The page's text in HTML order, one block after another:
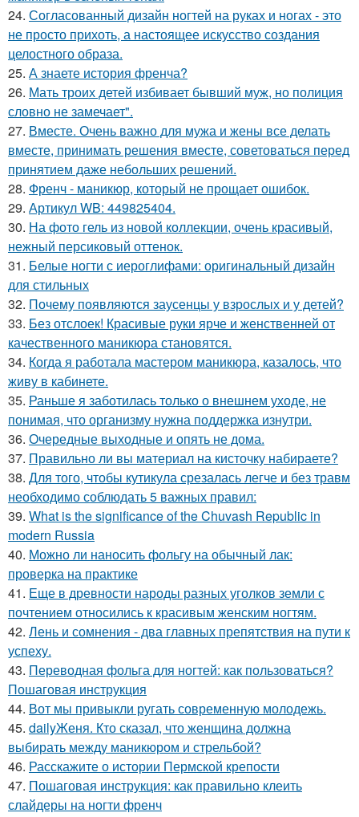
24. Согласованный дизайн ногтей на руках и ногах - это
не просто прихоть, а настоящее искусство создания
целостного образа.
25. А знаете история френча?
26. Мать троих детей избивает бывший муж, но полиция
словно не замечает".
27. Вместе. Очень важно для мужа и жены все делать
вместе, принимать решения вместе, советоваться перед
принятием даже небольших решений.
28. Френч - маникюр, который не прощает ошибок.
29. Артикул WB: 449825404.
30. На фото гель из новой коллекции, очень красивый,
нежный персиковый оттенок.
31. Белые ногти с иероглифами: оригинальный дизайн
для стильных
32. Почему появляются заусенцы у взрослых и у детей?
33. Без отслоек! Красивые руки ярче и женственней от
качественного маникюра становятся.
34. Когда я работала мастером маникюра, казалось, что
живу в кабинете.
35. Раньше я заботилась только о внешнем уходе, не
понимая, что организму нужна поддержка изнутри.
36. Очередные выходные и опять не дома.
37. Правильно ли вы материал на кисточку набираете?
38. Для того, чтобы кутикула срезалась легче и без травм
необходимо соблюдать 5 важных правил:
39. What is the significance of the Chuvash Republic in
modern Russia
40. Можно ли наносить фольгу на обычный лак:
проверка на практике
41. Еще в древности народы разных уголков земли с
почтением относились к красивым женским ногтям.
42. Лень и сомнения - два главных препятствия на пути к
успеху.
43. Переводная фольга для ногтей: как пользоваться?
Пошаговая инструкция
44. Вот мы привыкли ругать современную молодежь.
45. dailyЖеня. Кто сказал, что женщина должна
выбирать между маникюром и стрельбой?
46. Расскажите о истории Пермской крепости
47. Пошаговая инструкция: как правильно клеить
слайдеры на ногти френч